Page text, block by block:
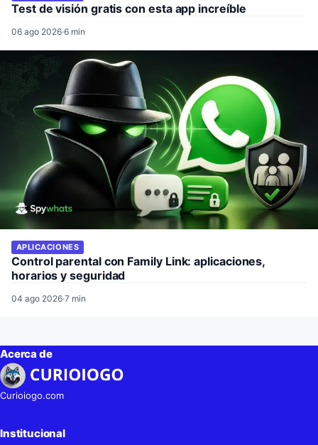
Test de visión gratis con esta app increíble
06 ago 2026·6 min
APLICACIONES
Control parental con Family Link: aplicaciones,
horarios y seguridad
04 ago 2026·7 min
Acerca de
Curioiogo.com
Institucional